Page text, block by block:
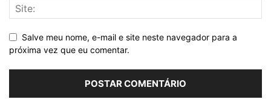
Salve meu nome, e-mail e site neste navegador para a
próxima vez que eu comentar.